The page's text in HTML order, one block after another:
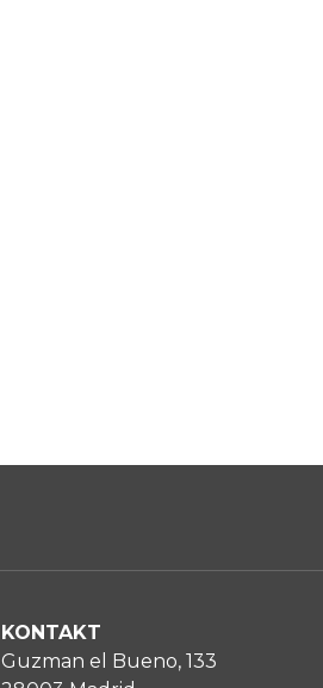
KONTAKT
Guzman el Bueno, 133